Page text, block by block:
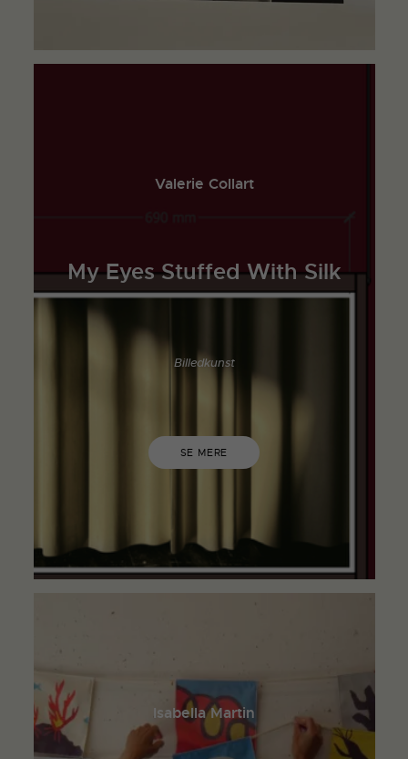
Valerie Collart
My Eyes Stuffed With Silk
Billedkunst
SE MERE
Isabella Martin